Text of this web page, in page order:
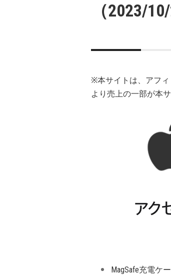
（2023/10/
※本サイトは、アフ
より売上の一部が本
MagSafe充電ケ